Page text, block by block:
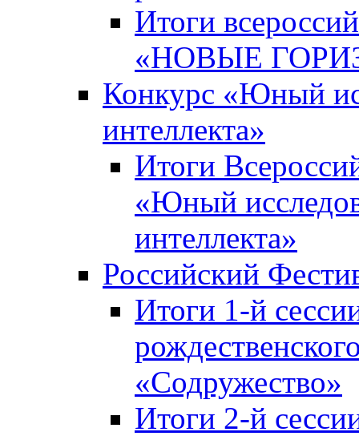
Итоги
«НОВЫЕ
Конкурс «Юный
интеллекта»
Итоги
«Юный
интеллекта»
Российский
Итоги 1-й
«Содружество»
Итоги 2-й